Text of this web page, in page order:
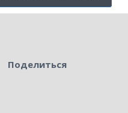
Поделиться